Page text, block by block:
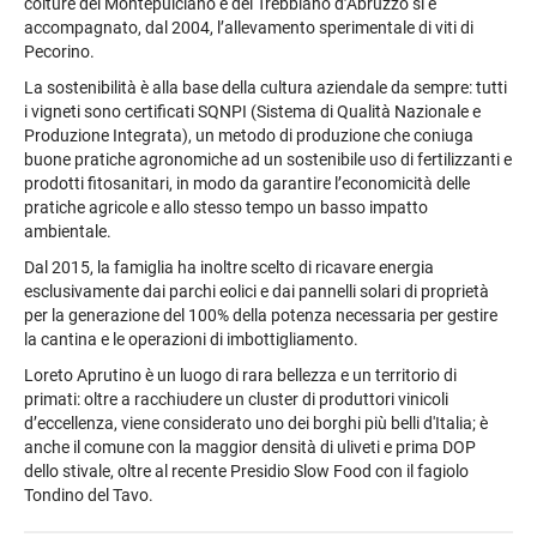
colture del Montepulciano e del Trebbiano d’Abruzzo si è
accompagnato, dal 2004, l’allevamento sperimentale di viti di
Pecorino.
La sostenibilità è alla base della cultura aziendale da sempre: tutti
i vigneti sono certificati SQNPI (Sistema di Qualità Nazionale e
Produzione Integrata), un metodo di produzione che coniuga
buone pratiche agronomiche ad un sostenibile uso di fertilizzanti e
prodotti fitosanitari, in modo da garantire l’economicità delle
pratiche agricole e allo stesso tempo un basso impatto
ambientale.
Dal 2015, la famiglia ha inoltre scelto di ricavare energia
esclusivamente dai parchi eolici e dai pannelli solari di proprietà
per la generazione del 100% della potenza necessaria per gestire
la cantina e le operazioni di imbottigliamento.
Loreto Aprutino è un luogo di rara bellezza e un territorio di
primati: oltre a racchiudere un cluster di produttori vinicoli
d’eccellenza, viene considerato uno dei borghi più belli d'Italia; è
anche il comune con la maggior densità di uliveti e prima DOP
dello stivale, oltre al recente Presidio Slow Food con il fagiolo
Tondino del Tavo.